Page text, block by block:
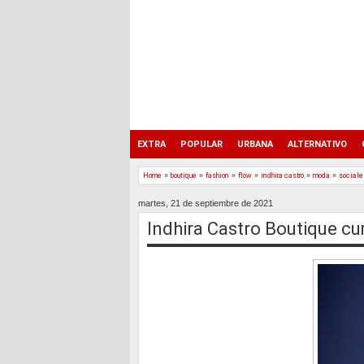
EXTRA POPULAR URBANA ALTERNATIVO
Home » boutique » fashion » flow » indhira castro » moda »
martes, 21 de septiembre de 2021
Indhira Castro Boutique